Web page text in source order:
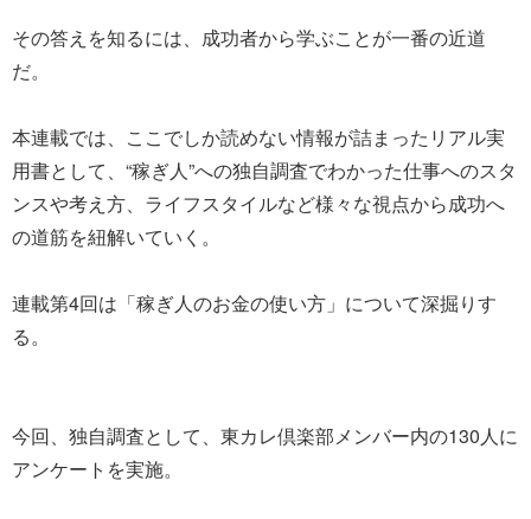
その答えを知るには、成功者から学ぶことが一番の近道
だ。
本連載では、ここでしか読めない情報が詰まったリアル実
用書として、“稼ぎ人”への独自調査でわかった仕事へのスタ
ンスや考え方、ライフスタイルなど様々な視点から成功へ
の道筋を紐解いていく。
連載第4回は「稼ぎ人のお金の使い方」について深掘りす
る。
今回、独自調査として、東カレ倶楽部メンバー内の130人に
アンケートを実施。